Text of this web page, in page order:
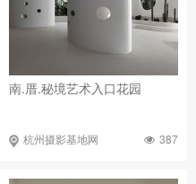
南.厝.秘境艺术入口花园
杭州摄影基地网 387